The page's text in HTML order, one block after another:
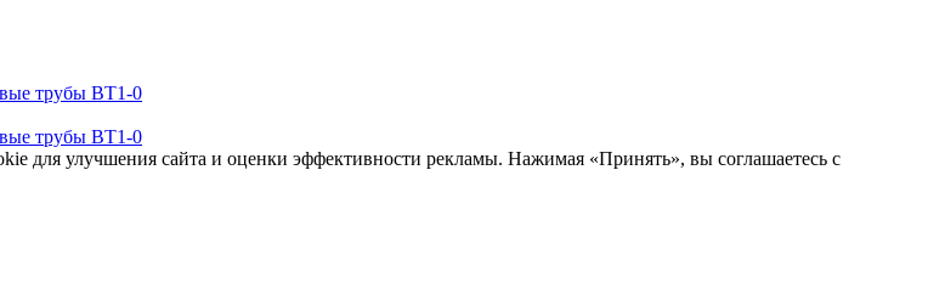
трубы ВТ1-0
трубы ВТ1-0
для улучшения сайта и оценки эффективности рекламы. Нажимая «Принять», вы соглашаетесь с